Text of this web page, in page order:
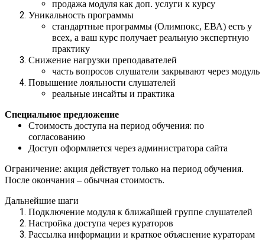
продажа модуля как доп. услуги к курсу
Уникальность программы
стандартные программы (Олимпокс, ЕВА) есть у
всех, а ваш курс получает реальную экспертную
практику
Снижение нагрузки преподавателей
часть вопросов слушатели закрывают через модуль
Повышение лояльности слушателей
реальные инсайты и практика
Специальное предложение
Стоимость доступа на период обучения: по
согласованию
Доступ оформляется через администратора сайта
Ограничение: акция действует только на период обучения.
После окончания – обычная стоимость.
Дальнейшие шаги
Подключение модуля к ближайшей группе слушателей
Настройка доступа через кураторов
Рассылка информации и краткое объяснение кураторам